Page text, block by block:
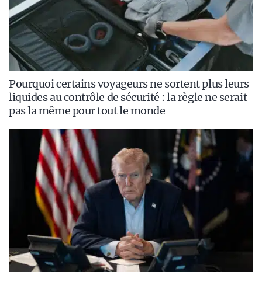
Pourquoi certains voyageurs ne sortent plus leurs
liquides au contrôle de sécurité : la règle ne serait
pas la même pour tout le monde